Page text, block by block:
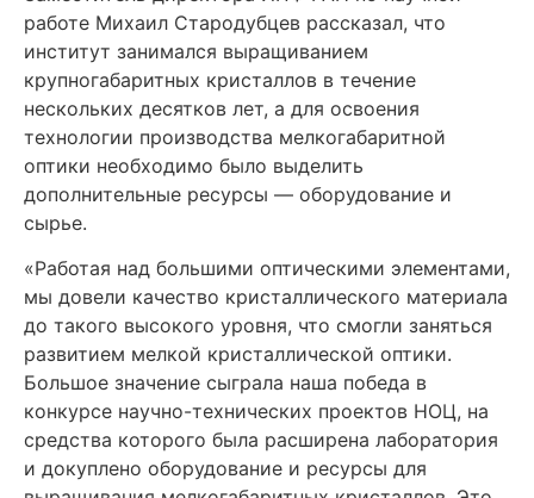
работе Михаил Стародубцев рассказал, что
институт занимался выращиванием
крупногабаритных кристаллов в течение
нескольких десятков лет, а для освоения
технологии производства мелкогабаритной
оптики необходимо было выделить
дополнительные ресурсы — оборудование и
сырье.
«Работая над большими оптическими элементами,
мы довели качество кристаллического материала
до такого высокого уровня, что смогли заняться
развитием мелкой кристаллической оптики.
Большое значение сыграла наша победа в
конкурсе научно-технических проектов НОЦ, на
средства которого была расширена лаборатория
и докуплено оборудование и ресурсы для